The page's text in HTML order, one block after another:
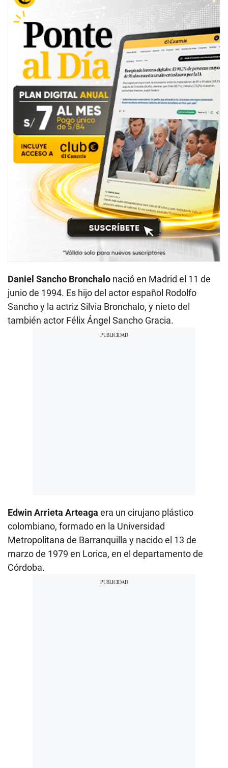
Daniel Sancho Bronchalo nació en Madrid el 11 de
junio de 1994. Es hijo del actor español Rodolfo
Sancho y la actriz Silvia Bronchalo, y nieto del
también actor Félix Ángel Sancho Gracia.
Edwin Arrieta Arteaga era un cirujano plástico
colombiano, formado en la Universidad
Metropolitana de Barranquilla y nacido el 13 de
marzo de 1979 en Lorica, en el departamento de
Córdoba.